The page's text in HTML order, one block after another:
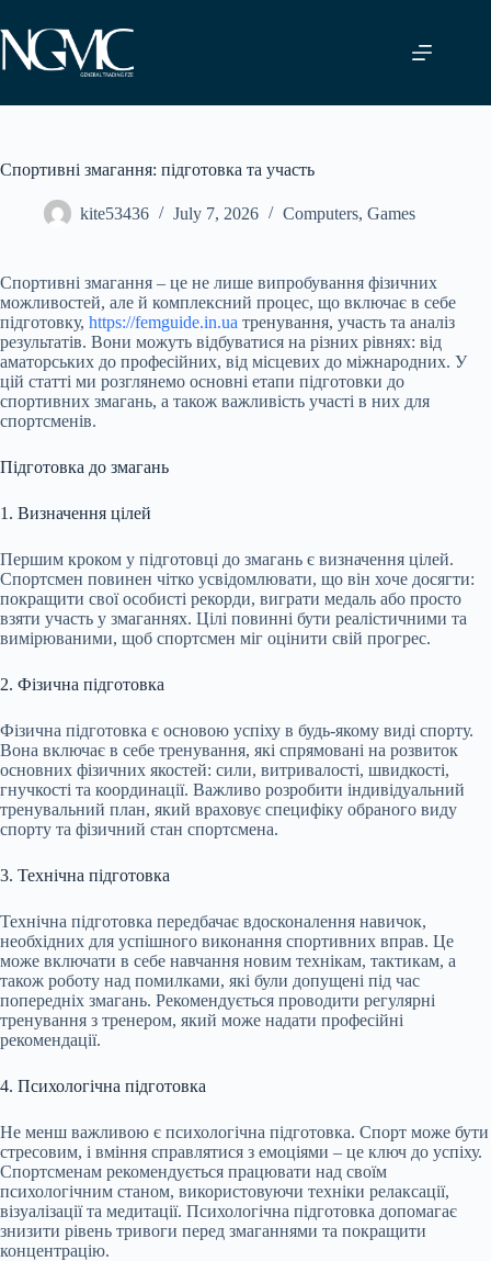
to
content
Спортивні змагання: підготовка та участь
kite53436 July 7, 2026 Computers, Games
Спортивні змагання – це не лише випробування фізичних
можливостей, але й комплексний процес, що включає в себе
підготовку, https://femguide.in.ua тренування, участь та аналіз
результатів. Вони можуть відбуватися на різних рівнях: від
аматорських до професійних, від місцевих до міжнародних. У
цій статті ми розглянемо основні етапи підготовки до
спортивних змагань, а також важливість участі в них для
спортсменів.
Підготовка до змагань
1. Визначення цілей
Першим кроком у підготовці до змагань є визначення цілей.
Спортсмен повинен чітко усвідомлювати, що він хоче досягти:
покращити свої особисті рекорди, виграти медаль або просто
взяти участь у змаганнях. Цілі повинні бути реалістичними та
вимірюваними, щоб спортсмен міг оцінити свій прогрес.
2. Фізична підготовка
Фізична підготовка є основою успіху в будь-якому виді спорту.
Вона включає в себе тренування, які спрямовані на розвиток
основних фізичних якостей: сили, витривалості, швидкості,
гнучкості та координації. Важливо розробити індивідуальний
тренувальний план, який враховує специфіку обраного виду
спорту та фізичний стан спортсмена.
3. Технічна підготовка
Технічна підготовка передбачає вдосконалення навичок,
необхідних для успішного виконання спортивних вправ. Це
може включати в себе навчання новим технікам, тактикам, а
також роботу над помилками, які були допущені під час
попередніх змагань. Рекомендується проводити регулярні
тренування з тренером, який може надати професійні
рекомендації.
4. Психологічна підготовка
Не менш важливою є психологічна підготовка. Спорт може бути
стресовим, і вміння справлятися з емоціями – це ключ до успіху.
Спортсменам рекомендується працювати над своїм
психологічним станом, використовуючи техніки релаксації,
візуалізації та медитації. Психологічна підготовка допомагає
знизити рівень тривоги перед змаганнями та покращити
концентрацію.